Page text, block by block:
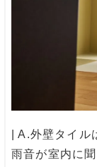
| A.外壁タイル
雨音が室内に